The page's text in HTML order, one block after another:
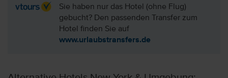
Sie haben nur das Hotel (ohne Flug)
gebucht? Den passenden Transfer zum
Hotel finden Sie auf
www.urlaubstransfers.de